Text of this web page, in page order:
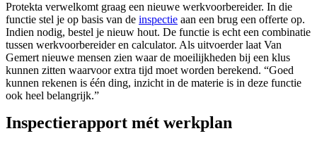
Protekta verwelkomt graag een nieuwe werkvoorbereider. In die
functie stel je op basis van de inspectie aan een brug een offerte op.
Indien nodig, bestel je nieuw hout. De functie is echt een combinatie
tussen werkvoorbereider en calculator. Als uitvoerder laat Van
Gemert nieuwe mensen zien waar de moeilijkheden bij een klus
kunnen zitten waarvoor extra tijd moet worden berekend. “Goed
kunnen rekenen is één ding, inzicht in de materie is in deze functie
ook heel belangrijk.”
Inspectierapport mét werkplan